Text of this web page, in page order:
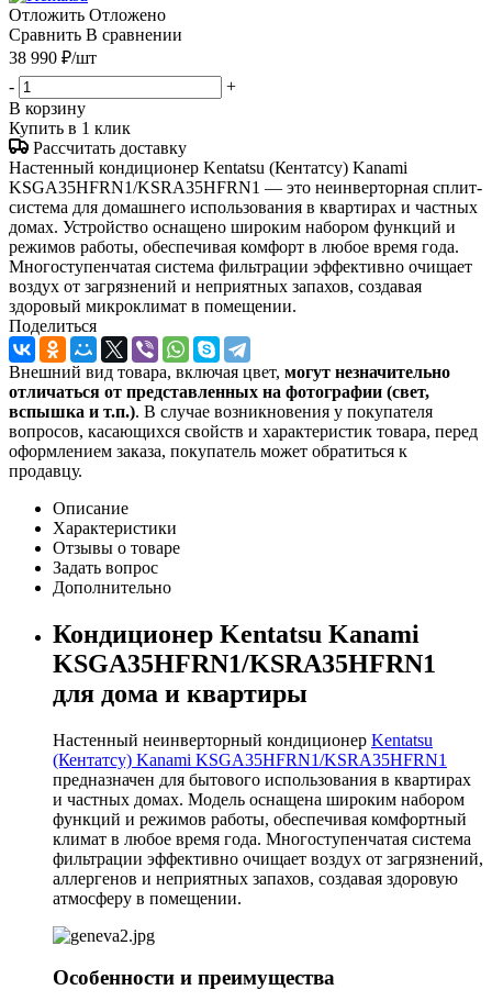
Отложить Отложено
Сравнить В сравнении
38 990 ₽/шт
-
+
В корзину
Купить в 1 клик
Рассчитать доставку
Настенный кондиционер Kentatsu (Кентатсу) Kanami
KSGA35HFRN1/KSRA35HFRN1 — это неинверторная сплит-
система для домашнего использования в квартирах и частных
домах. Устройство оснащено широким набором функций и
режимов работы, обеспечивая комфорт в любое время года.
Многоступенчатая система фильтрации эффективно очищает
воздух от загрязнений и неприятных запахов, создавая
здоровый микроклимат в помещении.
Поделиться
Внешний вид товара, включая цвет, могут незначительно
отличаться от представленных на фотографии (свет,
вспышка и т.п.). В случае возникновения у покупателя
вопросов, касающихся свойств и характеристик товара, перед
оформлением заказа, покупатель может обратиться к
продавцу.
Описание
Характеристики
Отзывы о товаре
Задать вопрос
Дополнительно
Кондиционер Kentatsu Kanami
KSGA35HFRN1/KSRA35HFRN1
для дома и квартиры
Настенный неинверторный кондиционер Kentatsu
(Кентатсу) Kanami KSGA35HFRN1/KSRA35HFRN1
предназначен для бытового использования в квартирах
и частных домах. Модель оснащена широким набором
функций и режимов работы, обеспечивая комфортный
климат в любое время года. Многоступенчатая система
фильтрации эффективно очищает воздух от загрязнений,
аллергенов и неприятных запахов, создавая здоровую
атмосферу в помещении.
Особенности и преимущества